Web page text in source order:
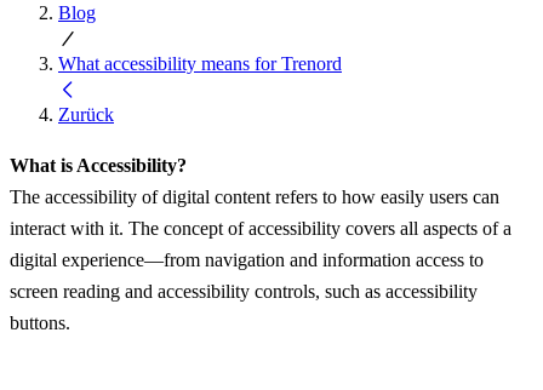
Blog
What accessibility means for Trenord
Zurück
What is Accessibility?
The accessibility of digital content refers to how easily users can
interact with it. The concept of accessibility covers all aspects of a
digital experience—from navigation and information access to
screen reading and accessibility controls, such as accessibility
buttons.